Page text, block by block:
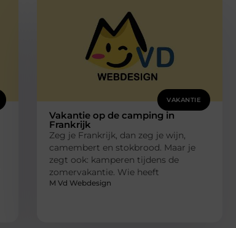
VAKANTIE
Vakantie op de camping in
Frankrijk
Zeg je Frankrijk, dan zeg je wijn,
camembert en stokbrood. Maar je
zegt ook: kamperen tijdens de
zomervakantie. Wie heeft
M Vd Webdesign